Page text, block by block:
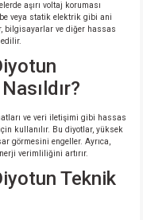
aşırı voltaj koruması
veya statik elektrik gibi ani
bilgisayarlar ve diğer hassas
ve veri iletişimi gibi hassas
kullanılır. Bu diyotlar, yüksek
görmesini engeller. Ayrıca,
verimliliğini artırır.
Teknik